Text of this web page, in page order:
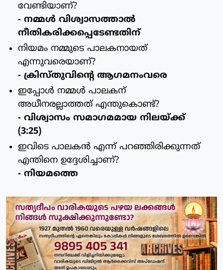
വേണ്ടിയാണ്?
- നമ്മള്‍ വിശ്വാസത്താല്‍
നീതികരിക്കപ്പെടേണ്ടതിന്
നിയമം നമ്മുടെ പാലകനായത്
എന്നുവരെയാണ്?
- ക്രിസ്തുവിന്റെ ആഗമനംവരെ
ഇപ്പോള്‍ നമ്മള്‍ പാലകന്
അധീനരല്ലാത്തത് എന്തുകൊണ്ട്?
- വിശ്വാസം സമാഗമമായ നിലയ്ക്ക്
(3:25)
ഇവിടെ പാലകന്‍ എന്ന് പറഞ്ഞിരിക്കുന്നത്
എന്തിനെ ഉദ്ദേശിച്ചാണ്?
- നിയമത്തെ